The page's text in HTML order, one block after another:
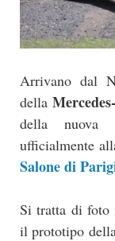
Arrivano dal
della
della nuova
ufficialmente
Salone di
Si tratta di foto
il prototipo